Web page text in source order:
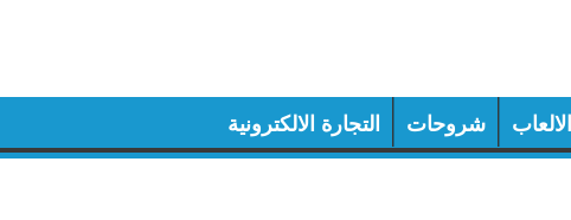
الالعاب شروحات التجارة الالكترونية